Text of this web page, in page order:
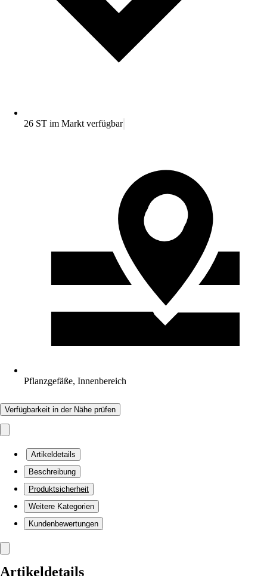
26 ST im Markt verfügbar
Pflanzgefäße, Innenbereich
Verfügbarkeit in der Nähe prüfen
Artikeldetails
Beschreibung
Produktsicherheit
Weitere Kategorien
Kundenbewertungen
Artikeldetails